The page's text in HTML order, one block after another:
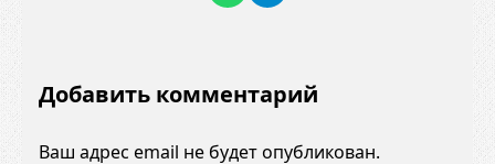
Добавить комментарий
Ваш адрес email не будет опубликован.